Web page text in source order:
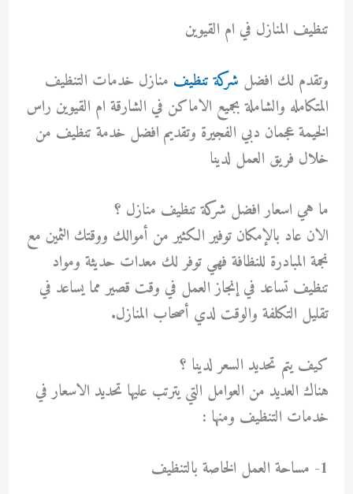
تنظيف المنازل في ام القيوين
وتقدم لك افضل شركة تنظيف منازل خدمات التنظيف
المتكامله والشاملة بجميع الاماكن في الشارقة ام القيوين راس
الخيمة عجمان دبي الفجيرة وتقديم افضل خدمة تنظيف من
خلال فريق العمل لدينا
ما هي اسعار افضل شركة تنظيف منازل ؟
الان عاد بالإمكان توفير الكثير من أموالك ووقتك الثمين مع
نجمة المبادرة للنظافة فهي توفر لك معدات حديثة ومواد
تنظيف تساعد في إنجاز العمل في وقت قصير مما يساعد في
تقليل التكلفة والوقت لدي أصحاب المنازل.
كيف يتم تحديد السعر لدينا ؟
هناك العديد من العوامل التي يترتب عليها تحديد الاسعار في
خدمات التنظيف ومنها :
1- مساحة العمل الخاصة بالتنظيف